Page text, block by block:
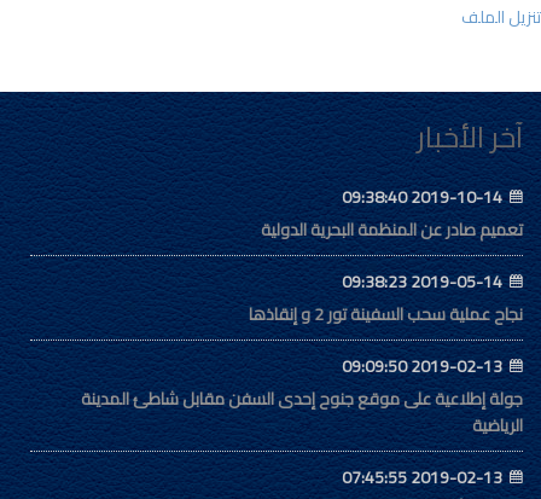
تنزيل الملف
آخر الأخبار
2019-10-14 09:38:40
تعميم صادر عن المنظمة البحرية الدولية
2019-05-14 09:38:23
نجاح عملية سحب السفينة تور 2 و إنقاذها
2019-02-13 09:09:50
جولة إطلاعية على موقع جنوح إحدى السفن مقابل شاطئ المدينة
الرياضية
2019-02-13 07:45:55